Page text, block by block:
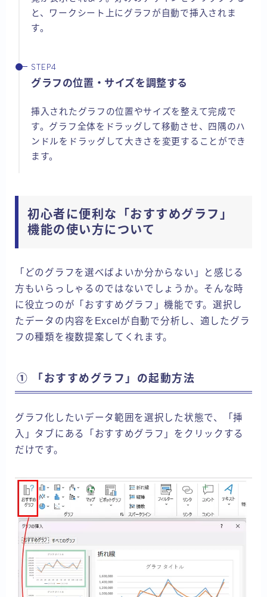
と、ワークシート上にグラフが自動で挿入されま
す。
グラフの位置・サイズを調整する
挿入されたグラフの位置やサイズを整えて完成で
す。グラフ全体をドラッグして移動させ、四隅のハ
ンドルをドラッグして大きさを変更することができ
ます。
初心者に便利な「おすすめグラフ」
機能の使い方について
「どのグラフを選べばよいか分からない」と感じる
方もいらっしゃるのではないでしょうか。そんな時
に役立つのが「おすすめグラフ」機能です。選択し
たデータの内容をExcelが自動で分析し、適したグラ
フの種類を複数提案してくれます。
① 「おすすめグラフ」の起動方法
グラフ化したいデータ範囲を選択した状態で、「挿
入」タブにある「おすすめグラフ」をクリックする
だけです。